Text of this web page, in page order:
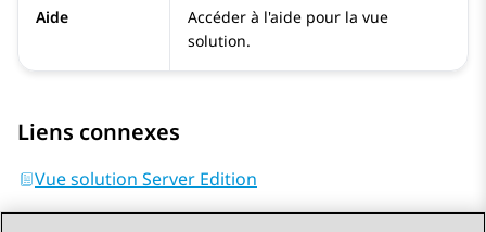
Aide
Accéder à l'aide pour la vue
solution.
Liens connexes
Vue solution Server Edition